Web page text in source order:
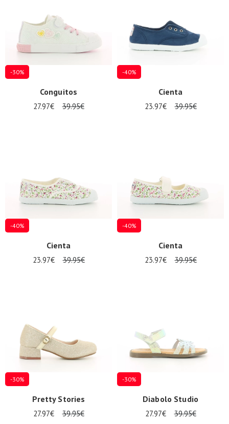
-30%
Conguitos
27.97€ 39.95€
-40%
Cienta
23.97€ 39.95€
-40%
Cienta
23.97€ 39.95€
-40%
Cienta
23.97€ 39.95€
-30%
Pretty Stories
27.97€ 39.95€
-30%
Diabolo Studio
27.97€ 39.95€